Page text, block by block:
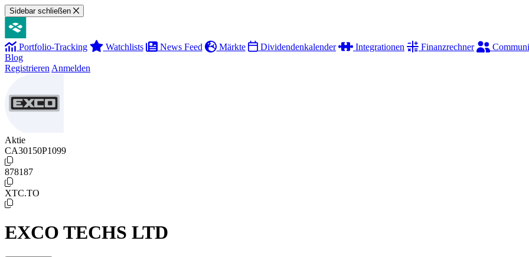
Sidebar schließen
Portfolio-Tracking Watchlists News Feed Märkte Dividendenkalender Integrationen Finanzrechner
Blog
Registrieren Anmelden
Aktie
CA30150P1099
878187
XTC.TO
EXCO TECHS LTD